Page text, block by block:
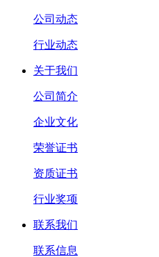
公司动态
行业动态
关于我们
公司简介
企业文化
荣誉证书
资质证书
行业奖项
联系我们
联系信息